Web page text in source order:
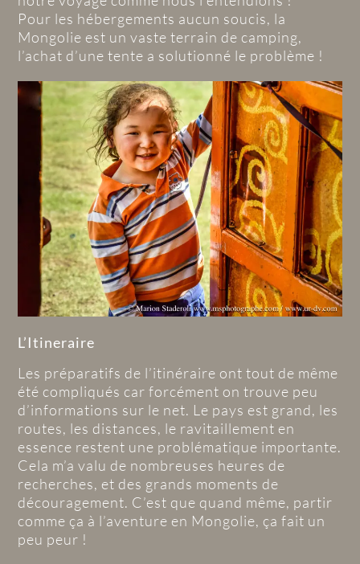
Pour les hébergements aucun soucis, la
Mongolie est un vaste terrain de camping,
l’achat d’une tente a solutionné le problème !
L’Itineraire
Les préparatifs de l’itinéraire ont tout de même
été compliqués car forcément on trouve peu
d’informations sur le net. Le pays est grand, les
routes, les distances, le ravitaillement en
essence restent une problématique importante.
Cela m’a valu de nombreuses heures de
recherches, et des grands moments de
découragement. C’est que quand même, partir
comme ça à l’aventure en Mongolie, ça fait un
peu peur !